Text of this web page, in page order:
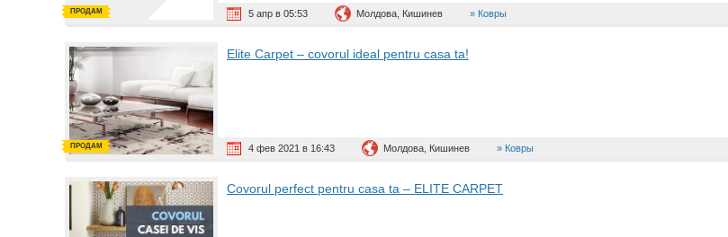
5 апр в 05:53 Молдова, Кишинев Ковры
ПРОДАМ
Elite Carpet – covorul ideal pentru casa ta!
4 фев 2021 в 16:43 Молдова, Кишинев Ковры
ПРОДАМ
Covorul perfect pentru casa ta – ELITE CARPET